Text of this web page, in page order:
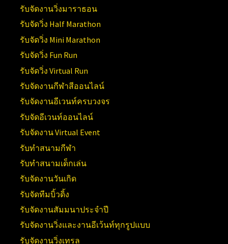
รับจัดงานวิ่งมาราธอน
รับจัดวิ่ง Half Marathon
รับจัดวิ่ง Mini Marathon
รับจัดวิ่ง Fun Run
รับจัดวิ่ง Virtual Run
รับจัดงานกีฬาสีออนไลน์
รับจัดงานอีเวนท์ครบวงจร
รับจัดอีเวนท์ออนไลน์
รับจัดงาน Virtual Event
รับทำสนามกีฬา
รับทำสนามเด็กเล่น
รับจัดงานวันเกิด
รับจัดทีมบิ้วดิ้ง
รับจัดงานสัมมนาประจำปี
รับจัดงานวิ่งและงานอีเว้นท์ทุกรูปแบบ
รับจัดงานวิ่งเทรล